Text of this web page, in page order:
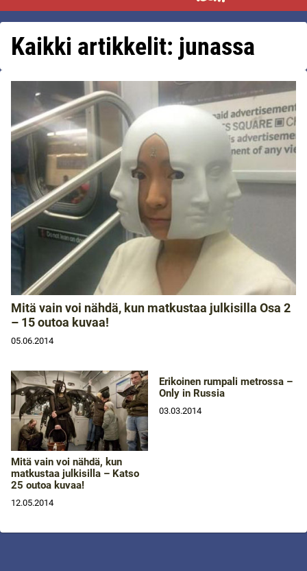
Kaikki artikkelit: junassa
Mitä vain voi nähdä, kun matkustaa julkisilla Osa 2
– 15 outoa kuvaa!
05.06.2014
Mitä vain voi nähdä, kun
matkustaa julkisilla – Katso
25 outoa kuvaa!
12.05.2014
Erikoinen rumpali metrossa –
Only in Russia
03.03.2014